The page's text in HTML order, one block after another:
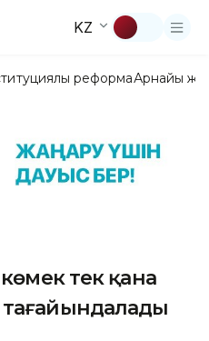
KZ
реформаАрнайы
көмек тек қана